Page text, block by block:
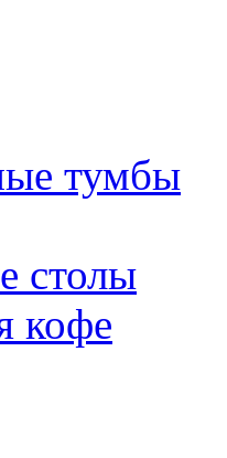
тумбы
столы
кофе